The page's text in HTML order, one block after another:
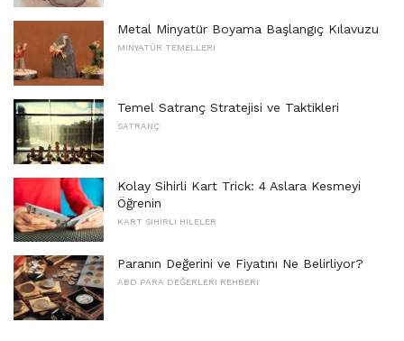
Metal Minyatür Boyama Başlangıç ​​Kılavuzu
MINYATÜR TEMELLERI
Temel Satranç Stratejisi ve Taktikleri
SATRANÇ
Kolay Sihirli Kart Trick: 4 Aslara Kesmeyi
Öğrenin
KART SIHIRLI HILELER
Paranın Değerini ve Fiyatını Ne Belirliyor?
ABD PARA DEĞERLERI REHBERI